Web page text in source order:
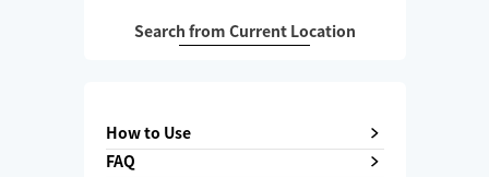
Search from Current Location
How to Use
FAQ